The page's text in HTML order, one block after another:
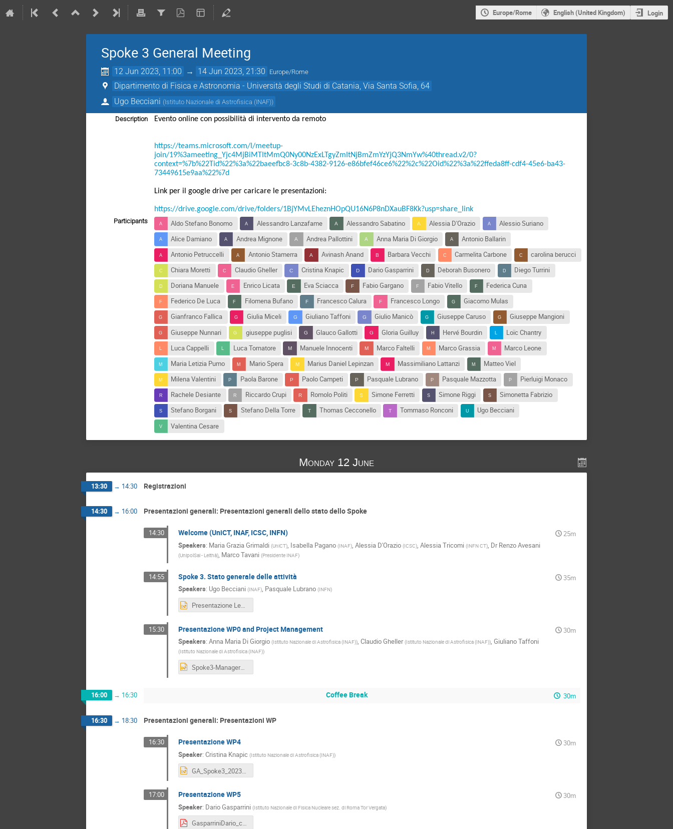
Europe/Rome English (United Kingdom) Login
Spoke 3 General Meeting
12 Jun 2023, 11:00 → 14 Jun 2023, 21:30 Europe/Rome
Dipartimento di Fisica e Astronomia - Università degli Studi di Catania, Via Santa Sofia, 64
Ugo Becciani (Istituto Nazionale di Astrofisica (INAF))
Description Evento online con possibilità di intervento da remoto
https://teams.microsoft.com/l/meetup-
join/19%3ameeting_Yjc4MjBiMTItMmQ0Ny00NzExLTgyZmItNjBmZmYzYjQ3NmYw%40thread.v2/0?
context=%7b%22Tid%22%3a%22baeefbc8-3c8b-4382-9126-e86bfef46ce6%22%2c%22Oid%22%3a%22ffeda8ff-cdf4-45e6-ba43-
73449615e9aa%22%7d
Link per il google drive per caricare le presentazioni:
https://drive.google.com/drive/folders/1BjYMvLEheznHOpQU16N6P8nDXauBF8Kk?usp=share_link
Participants Aldo Stefano Bonomo Alessandro Lanzafame Alessandro Sabatino Alessia D'Orazio
Alessio Suriano
Alice Damiano
Andrea Mignone Andrea Pallottini Anna Maria Di Giorgio
Antonio Ballarin
Antonio Petruccelli
Antonio Stamerra Avinash Anand Barbara Vecchi Carmelita Carbone
carolina berucci
Chiara Moretti
Claudio Gheller Cristina Knapic Dario Gasparrini Deborah Busonero
Diego Turrini
Doriana Manuele
Enrico Licata Eva Sciacca Fabio Gargano Fabio Vitello
Federica Cuna
Federico De Luca
Filomena Bufano Francesco Calura Francesco Longo
Giacomo Mulas
Gianfranco Fallica
Giulia Miceli Giuliano Taffoni Giulio Manicò Giuseppe Caruso
Giuseppe Mangioni
Giuseppe Nunnari
giuseppe puglisi Glauco Gallotti Gloria Guilluy Hervé Bourdin
Loïc Chantry
Luca Cappelli
Luca Tornatore Manuele Innocenti Marco Faltelli Marco Grassia
Marco Leone
Maria Letizia Pumo
Mario Spera Marius Daniel Lepinzan Massimiliano Lattanzi
Matteo Viel
Milena Valentini
Paola Barone Paolo Campeti Pasquale Lubrano Pasquale Mazzotta
Pierluigi Monaco
Rachele Desiante
Riccardo Crupi Romolo Politi Simone Ferretti Simone Riggi
Simonetta Fabrizio
Stefano Borgani
Stefano Della Torre Thomas Cecconello Tommaso Ronconi
Ugo Becciani
Valentina Cesare
Monday 12 June
13:30 → 14:30 Registrazioni
14:30 → 16:00 Presentazioni generali: Presentazioni generali dello stato dello Spoke
14:30 Welcome (UniCT, INAF, ICSC, INFN)
25m
Speakers: Maria Grazia Grimaldi (UniCT), Isabella Pagano (INAF), Alessia D'Orazio (ICSC), Alessia Tricomi (INFN CT), Dr Renzo Avesani
(UnipolSai - Leithà), Marco Tavani (Presidente INAF)
14:55 Spoke 3. Stato generale delle attività
35m
Speakers: Ugo Becciani (INAF), Pasquale Lubrano (INFN)
Presentazione Leader e co-Leader_pl -2.pptx
15:30 Presentazione WP0 and Project Management
30m
Speakers: Anna Maria Di Giorgio (Istituto Nazionale di Astrofisica (INAF)), Claudio Gheller (Istituto Nazionale di Astrofisica (INAF)), Giuliano Taffoni
(Istituto Nazionale di Astrofisica (INAF))
Spoke3-Managers-WP0.pptx
16:00 → 16:30 Coffee Break 30m
16:30 → 18:30 Presentazioni generali: Presentazioni WP
16:30 Presentazione WP4
30m
Speaker: Cristina Knapic (Istituto Nazionale di Astrofisica (INAF))
GA_Spoke3_20230612_wp4 (4).pptx
17:00 Presentazione WP5
30m
Speaker: Dario Gasparrini (Istituto Nazionale di Fisica Nucleare sez. di Roma Tor Vergata)
GasparriniDario_catania.pdf